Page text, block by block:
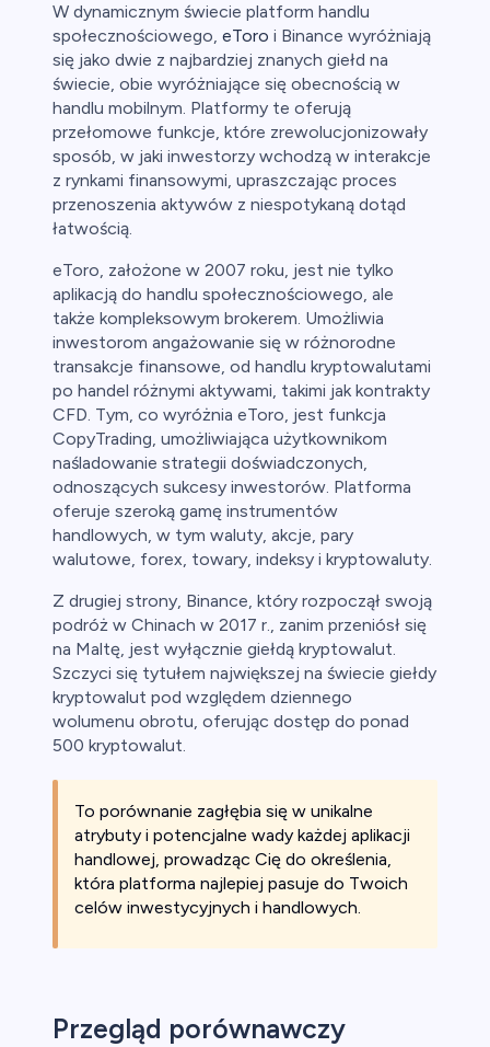
W dynamicznym świecie platform handlu
społecznościowego, eToro i Binance wyróżniają
się jako dwie z najbardziej znanych giełd na
świecie, obie wyróżniające się obecnością w
handlu mobilnym. Platformy te oferują
przełomowe funkcje, które zrewolucjonizowały
sposób, w jaki inwestorzy wchodzą w interakcje
z rynkami finansowymi, upraszczając proces
przenoszenia aktywów z niespotykaną dotąd
łatwością.
eToro, założone w 2007 roku, jest nie tylko
aplikacją do handlu społecznościowego, ale
także kompleksowym brokerem. Umożliwia
inwestorom angażowanie się w różnorodne
transakcje finansowe, od handlu kryptowalutami
po handel różnymi aktywami, takimi jak kontrakty
CFD. Tym, co wyróżnia eToro, jest funkcja
CopyTrading, umożliwiająca użytkownikom
naśladowanie strategii doświadczonych,
odnoszących sukcesy inwestorów. Platforma
oferuje szeroką gamę instrumentów
handlowych, w tym waluty, akcje, pary
walutowe, forex, towary, indeksy i kryptowaluty.
Z drugiej strony, Binance, który rozpoczął swoją
podróż w Chinach w 2017 r., zanim przeniósł się
na Maltę, jest wyłącznie giełdą kryptowalut.
Szczyci się tytułem największej na świecie giełdy
kryptowalut pod względem dziennego
wolumenu obrotu, oferując dostęp do ponad
500 kryptowalut.
To porównanie zagłębia się w unikalne
atrybuty i potencjalne wady każdej aplikacji
handlowej, prowadząc Cię do określenia,
która platforma najlepiej pasuje do Twoich
celów inwestycyjnych i handlowych.
Przegląd porównawczy